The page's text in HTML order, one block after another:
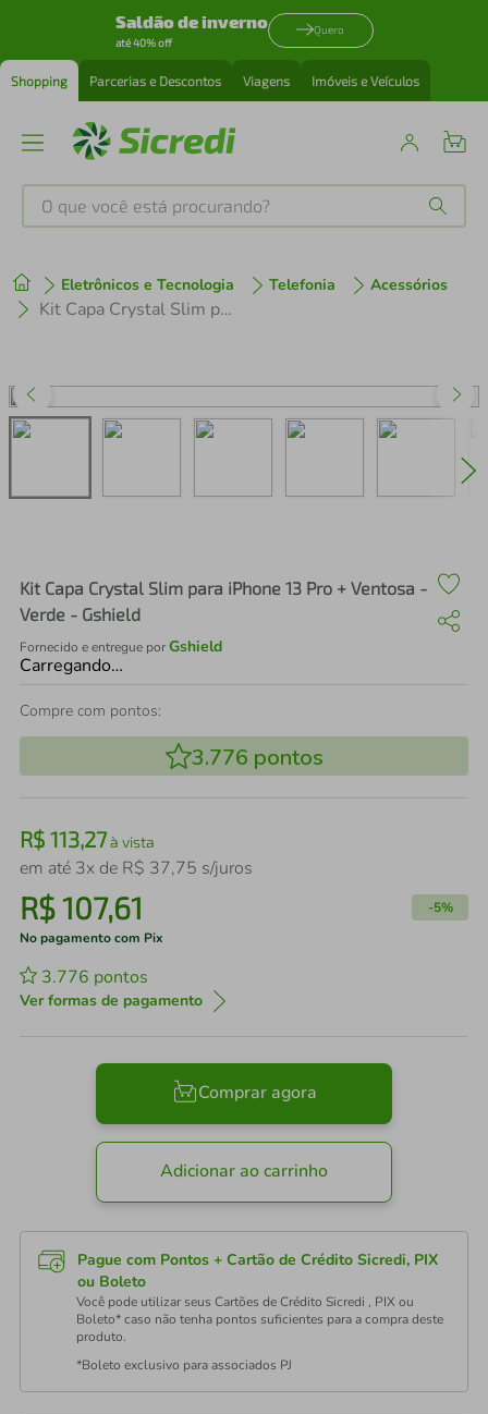
Saldão de inverno
até 40% off
Quero
Shopping Parcerias e Descontos Viagens Imóveis e Veículos
O que você está procurando?
Eletrônicos e Tecnologia Telefonia Acessórios
Kit Capa Crystal Slim para iPhone 13 Pro + Ventosa - Verde - Gshield
Kit Capa Crystal Slim para iPhone 13 Pro + Ventosa -
Verde - Gshield
Fornecido e entregue porGshield
Carregando…
Compre com pontos:
3.776 pontos
R$ 113,27à vista
em até 3x de R$ 37,75 s/juros
R$107,61 -5%
No pagamento com Pix
3.776 pontos
Ver formas de pagamento
Comprar agora
Adicionar ao carrinho
Pague com Pontos + Cartão de Crédito Sicredi, PIX
ou Boleto
Você pode utilizar seus Cartões de Crédito Sicredi , PIX ou
Boleto* caso não tenha pontos suficientes para a compra deste
produto.
*Boleto exclusivo para associados PJ
1 º tenis
perfume